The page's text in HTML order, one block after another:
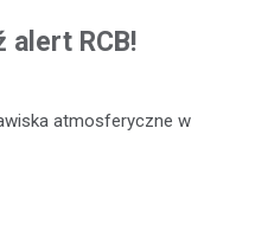
alert RCB!
atmosferyczne w